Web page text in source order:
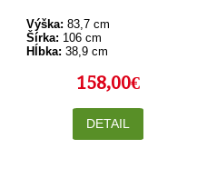
Výška: 83,7 cm
Šírka: 106 cm
Hĺbka: 38,9 cm
158,00€
DETAIL